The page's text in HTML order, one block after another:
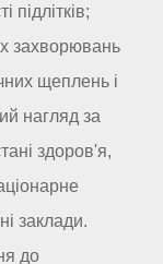
підлітків;
захворювань
щеплень і
нагляд за
здоров'я,
заклади.
до